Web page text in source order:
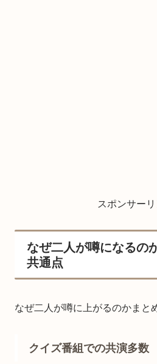
スポンサーリ
なぜ二人が噂になるの
共通点
なぜ二人が噂に上がるのかまと
クイズ番組での共演多数